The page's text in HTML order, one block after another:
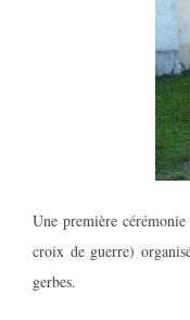
Une première
croix de guerre)
gerbes.